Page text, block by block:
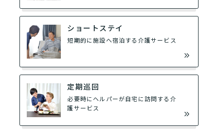
ショートステイ
短期的に施設へ宿泊する介護サービス
定期巡回
必要時にヘルパーが自宅に訪問する介
護サービス